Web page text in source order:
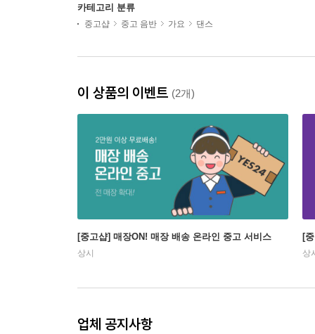
카테고리 분류
중고샵 중고 음반 가요 댄스
이 상품의 이벤트 (2개)
[중고샵] 매장ON! 매장 배송 온라인 중고 서비스
상시
[
상
업체 공지사항